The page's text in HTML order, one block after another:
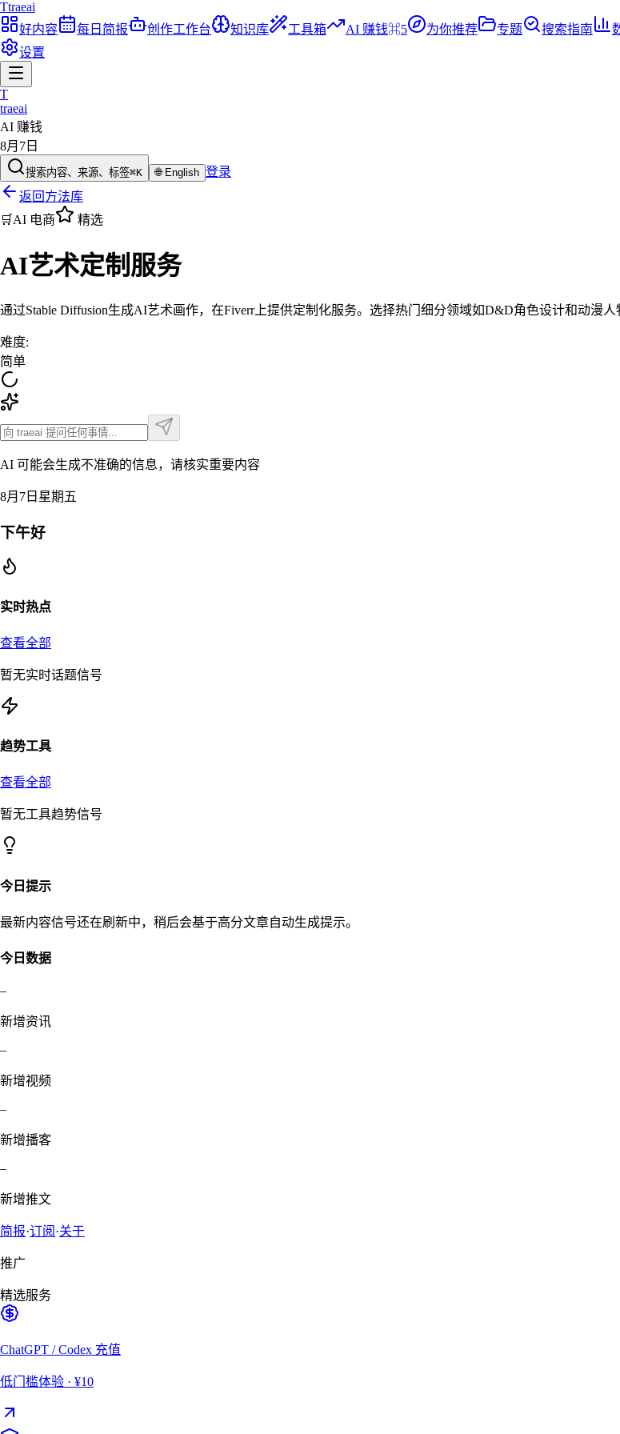
Ttraeai
好内容
每日简报 创作工作台 知识库 工具箱 AI 赚钱⌘5 为你推荐 专题 搜索指南
设置
T
traeai
AI 赚钱
8月7日
搜索内容、来源、标签⌘K 🌐 English 登录
返回方法库
🛒 AI 电商 精选
AI艺术定制服务
通过Stable Diffusion生成AI艺术画作，在Fiverr上提供定制化服务。选择热门细分领域如D&D角色设计和动漫人
难度:
简单
AI 可能会生成不准确的信息，请核实重要内容
8月7日星期五
下午好
实时热点
查看全部
暂无实时话题信号
趋势工具
查看全部
暂无工具趋势信号
今日提示
最新内容信号还在刷新中，稍后会基于高分文章自动生成提示。
今日数据
–
新增资讯
–
新增视频
–
新增播客
–
新增推文
简报·订阅 ·关于
推广
精选服务
ChatGPT / Codex 充值
低门槛体验 · ¥10